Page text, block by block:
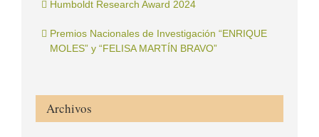
Humboldt Research Award 2024
Premios Nacionales de Investigación “ENRIQUE
MOLES” y “FELISA MARTÍN BRAVO”
Archivos